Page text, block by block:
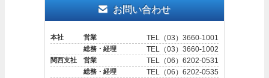
お問い合わせ
本社 営業 TEL（03）3660-1001
総務・経理 TEL（03）3660-1002
関西支社 営業 TEL（06）6202-0531
総務・経理 TEL（06）6202-0535